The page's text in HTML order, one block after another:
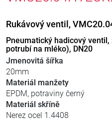
Rukávový ventil,
Pneumatický hadicový
potrubí na mléko), DN20
Jmenovitá šířka
20mm
Materiál manžety
EPDM, potraviny černý
Materiál skříně
Nerez ocel 1.4408